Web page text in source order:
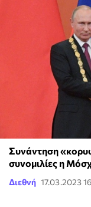
Συνάντηση
συνομιλίες η
Διεθνή 17.03.2023